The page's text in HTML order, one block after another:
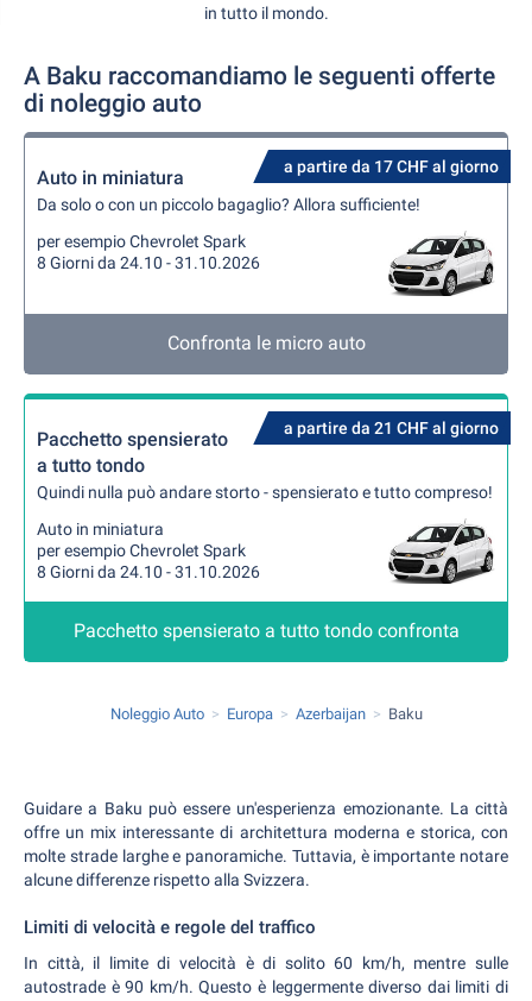
in tutto il mondo.
A Baku raccomandiamo le seguenti offerte
di noleggio auto
a partire da 17 CHF al giorno
Auto in miniatura
Da solo o con un piccolo bagaglio? Allora sufficiente!
per esempio Chevrolet Spark
8 Giorni da 24.10 - 31.10.2026
Confronta le micro auto
a partire da 21 CHF al giorno
Pacchetto spensierato
a tutto tondo
Quindi nulla può andare storto - spensierato e tutto compreso!
Auto in miniatura
per esempio Chevrolet Spark
8 Giorni da 24.10 - 31.10.2026
Pacchetto spensierato a tutto tondo confronta
Noleggio Auto Europa Azerbaijan Baku
Guidare a Baku può essere un'esperienza emozionante. La città
offre un mix interessante di architettura moderna e storica, con
molte strade larghe e panoramiche. Tuttavia, è importante notare
alcune differenze rispetto alla Svizzera.
Limiti di velocità e regole del traffico
In città, il limite di velocità è di solito 60 km/h, mentre sulle
autostrade è 90 km/h. Questo è leggermente diverso dai limiti di